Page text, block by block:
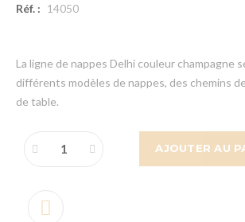
Réf. : 14050
La ligne de nappes Delhi couleur champagne
différents modèles de nappes, des chemins
de table.
AJOUTER AU